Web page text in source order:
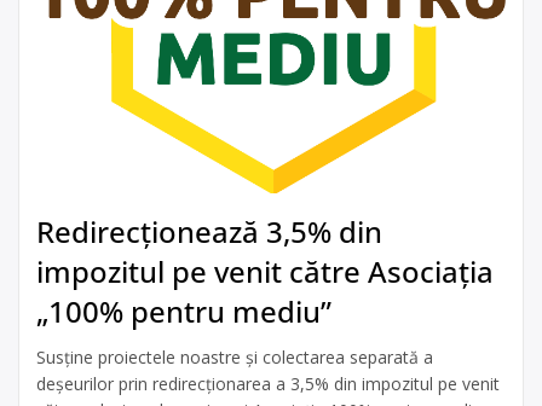
Redirecționează 3,5% din
impozitul pe venit către Asociația
„100% pentru mediu”
Susține proiectele noastre și colectarea separată a
deșeurilor prin redirecționarea a 3,5% din impozitul pe venit